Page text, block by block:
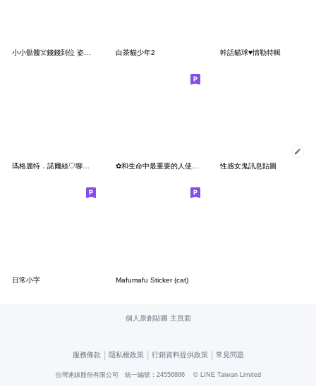
白茶貓少年2 幹話貓球♥情勒特輯
瑪格麗特．諾爾絲♡聊天實用篇 ✿和生命中最重要的人使用的貼圖【女生】✿ 性感女鬼訊息貼圖
日常小字 Mafumafu Sticker (cat)
個人原創貼圖 主頁面
服務條款 | 隱私權政策 | 行銷資料提供政策 | 常見問題
台灣連線股份有限公司 統一編號：24556886 © LINE Taiwan Limited